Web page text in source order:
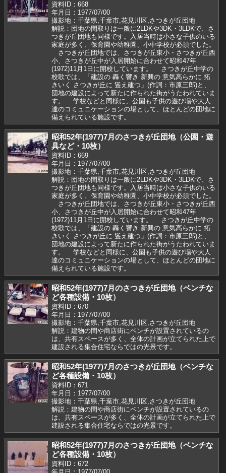
資料ID：668
年月日：1977/07/00
撮影地：千葉県,千葉市,花見川区,さつきが丘団地
解説：団地の間取りは一般に2LDKや3DK・3LDKで、さ
つきが丘団地も同様です。入居当時は小さな子供のいる
家庭が多く、保育園や幼稚園、小中学校が必須でした。
さつきが丘団地では、さつきが丘東小・さつきが丘西
小、さつきが丘中が入居開始に合わせて昭和47年
(1972)11月1日に開校しています。 さつきが丘中学の
校歌では、「建設の 轟く響き 新興の 意気高らかに 拓
きいく さつきが丘に 聳え建つ」(作詞：市原三郎)と、
団地の建設によって新たに作られた街がうたわれていま
す。 学校などと同様に、公園も子供の遊び場や大人
達のコミュニケーションの場として、ほとんどの団地に
備えられている施設です。
昭和52年(1977)7月のさつきが丘団地（公園・遊
具など・10枚）
資料ID：669
年月日：1977/07/00
撮影地：千葉県,千葉市,花見川区,さつきが丘団地
解説：団地の間取りは一般に2LDKや3DK・3LDKで、さ
つきが丘団地も同様です。入居当時は小さな子供のいる
家庭が多く、保育園や幼稚園、小中学校が必須でした。
さつきが丘団地では、さつきが丘東小・さつきが丘西
小、さつきが丘中が入居開始に合わせて昭和47年
(1972)11月1日に開校しています。 さつきが丘中学の
校歌では、「建設の 轟く響き 新興の 意気高らかに 拓
きいく さつきが丘に 聳え建つ」(作詞：市原三郎)と、
団地の建設によって新たに作られた街がうたわれていま
す。 学校などと同様に、公園も子供の遊び場や大人
達のコミュニケーションの場として、ほとんどの団地に
備えられている施設です。
昭和52年(1977)7月のさつきが丘団地（ベンチな
ど各種設備・10枚）
資料ID：670
年月日：1977/07/00
撮影地：千葉県,千葉市,花見川区,さつきが丘団地
解説：建物の間や商店街にベンチが設置されているの
は、共有スペースが多く、全体の計画が立てられた上で
建設される集合住宅ならではの光景です。
昭和52年(1977)7月のさつきが丘団地（ベンチな
ど各種設備・10枚）
資料ID：671
年月日：1977/07/00
撮影地：千葉県,千葉市,花見川区,さつきが丘団地
解説：建物の間や商店街にベンチが設置されているの
は、共有スペースが多く、全体の計画が立てられた上で
建設される集合住宅ならではの光景です。
昭和52年(1977)7月のさつきが丘団地（ベンチな
ど各種設備・10枚）
資料ID：672